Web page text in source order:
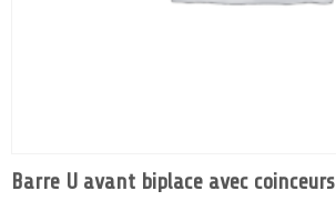
Barre U avant biplace avec coinceurs